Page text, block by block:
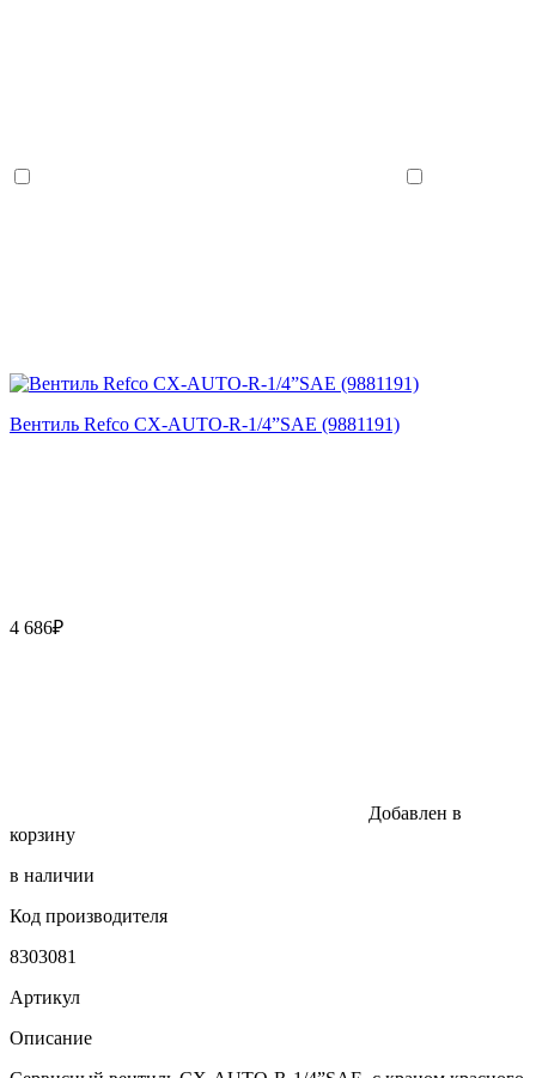
Вентиль Refco CX-AUTO-R-1/4”SAE (9881191)
4 686₽
Добавлен в
корзину
в наличии
Код производителя
8303081
Артикул
Описание